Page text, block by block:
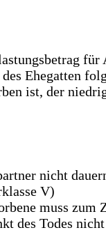
für
Ehegatten
ist, der
nicht
V)
muss zum
des Todes